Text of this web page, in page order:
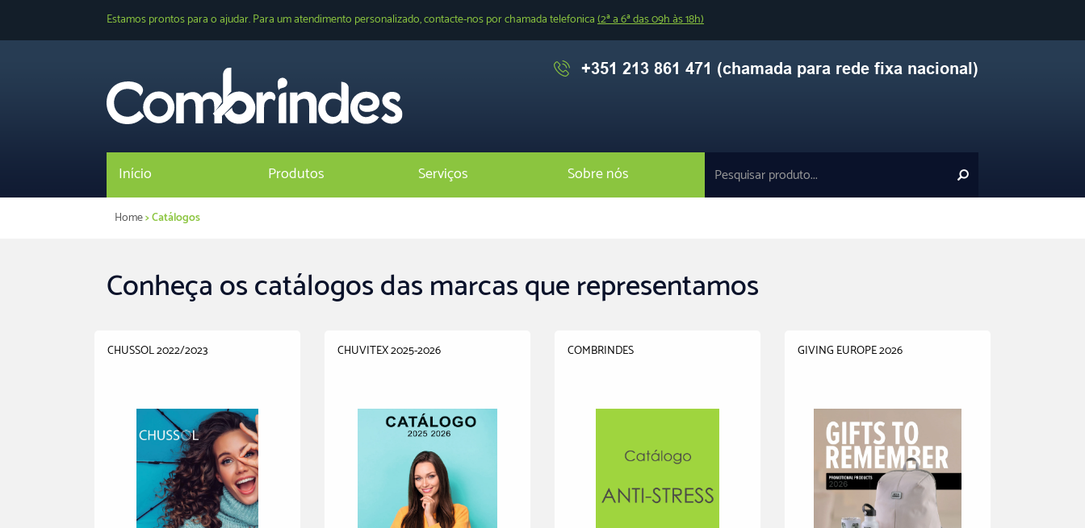
Estamos prontos para o ajudar. Para um atendimento personalizado, contacte-nos por chamada telefonica(2ª a 6ª das 09h às 18h)
+351 213 861 471 (chamada para rede fixa nacional)
Início Produtos Serviços Sobre nós
Home> Catálogos
Conheça os catálogos das marcas que representamos
CHUSSOL 2022/2023 CHUVITEX 2025-2026 COMBRINDES GIVING EUROPE 2026